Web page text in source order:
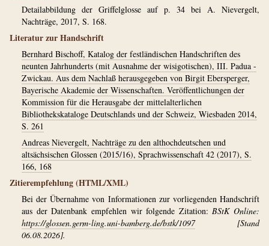
Detailabbildung der Griffelglosse auf p. 34 bei A. Nievergelt,
Nachträge, 2017, S. 168.
Literatur zur Handschrift
Bernhard Bischoff, Katalog der festländischen Handschriften des
neunten Jahrhunderts (mit Ausnahme der wisigotischen), III. Padua -
Zwickau. Aus dem Nachlaß herausgegeben von Birgit Ebersperger,
Bayerische Akademie der Wissenschaften. Veröffentlichungen der
Kommission für die Herausgabe der mittelalterlichen
Bibliothekskataloge Deutschlands und der Schweiz, Wiesbaden 2014,
S. 261
Andreas Nievergelt, Nachträge zu den althochdeutschen und
altsächsischen Glossen (2015/16), Sprachwissenschaft 42 (2017), S.
166, 168
Zitierempfehlung (HTML/XML)
Bei der Übernahme von Informationen zur vorliegenden Handschrift
aus der Datenbank empfehlen wir folgende Zitation:BStK Online:
https://glossen.germ-ling.uni-bamberg.de/bstk/1097[Stand
06.08.2026].